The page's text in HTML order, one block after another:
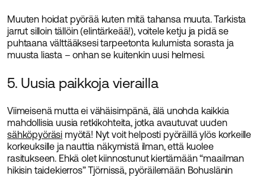
Muuten hoidat pyörää kuten mitä tahansa muuta. Tarkista
jarrut silloin tällöin (elintärkeää!), voitele ketju ja pidä se
puhtaana välttääksesi tarpeetonta kulumista sorasta ja
muusta liasta – onhan se kuitenkin uusi helmesi.
5. Uusia paikkoja vierailla
Viimeisenä mutta ei vähäisimpänä, älä unohda kaikkia
mahdollisia uusia retkikohteita, jotka avautuvat uuden
sähköpyöräsi myötä! Nyt voit helposti pyöräillä ylös korkeille
korkeuksille ja nauttia näkymistä ilman, että kuolee
rasitukseen. Ehkä olet kiinnostunut kiertämään “maailman
hikisin taidekierros” Tjörnissä, pyöräilemään Bohuslänin